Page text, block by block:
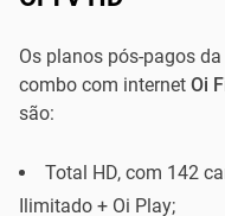
Os planos pós-pagos
combo com internet Oi
são:
Total HD, com 142
Ilimitado + Oi Play;